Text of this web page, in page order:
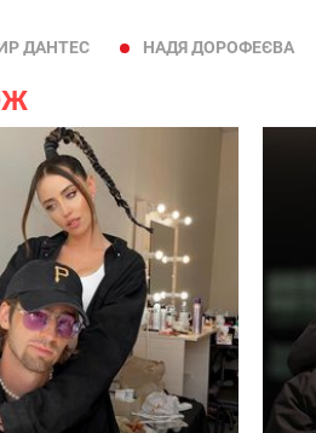
ДАНТЕС НАДЯ ДОРОФЕЄВА